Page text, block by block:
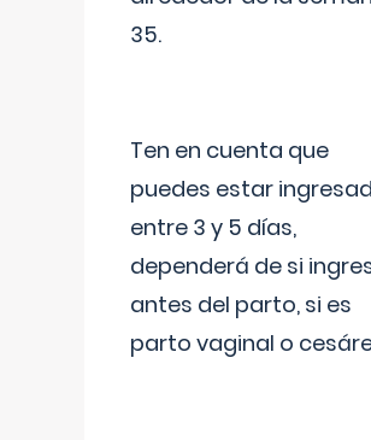
35.
Ten en cuenta que
puedes estar
entre 3 y 5 días,
dependerá de si
antes del parto, si es
parto vaginal o